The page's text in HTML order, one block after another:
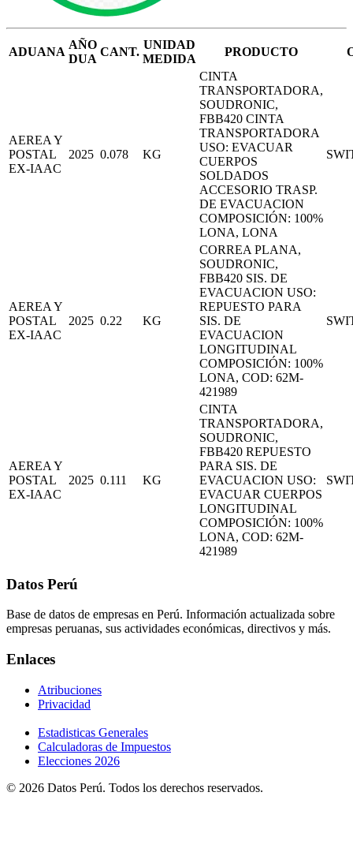
ADUANA
AÑO
DUA
CANT.
UNIDAD
MEDIDA
PRODUCTO
AEREA Y
POSTAL
EX-IAAC
2025 0.078 KG
CINTA
TRANSPORTADORA,
SOUDRONIC,
FBB420 CINTA
TRANSPORTADORA
USO: EVACUAR
CUERPOS
SOLDADOS
ACCESORIO TRASP.
DE EVACUACION
COMPOSICIÓN: 100%
LONA, LONA
AEREA Y
POSTAL
EX-IAAC
2025 0.22 KG
CORREA PLANA,
SOUDRONIC,
FBB420 SIS. DE
EVACUACION USO:
REPUESTO PARA
SIS. DE
EVACUACION
LONGITUDINAL
COMPOSICIÓN: 100%
LONA, COD: 62M-
421989
AEREA Y
POSTAL
EX-IAAC
2025 0.111 KG
CINTA
TRANSPORTADORA,
SOUDRONIC,
FBB420 REPUESTO
PARA SIS. DE
EVACUACION USO:
EVACUAR CUERPOS
LONGITUDINAL
COMPOSICIÓN: 100%
LONA, COD: 62M-
421989
Datos Perú
Base de datos de empresas en Perú. Información actualizada sobre
empresas peruanas, sus actividades económicas, directivos y más.
Enlaces
Atribuciones
Privacidad
Estadisticas Generales
Calculadoras de Impuestos
Elecciones 2026
© 2026 Datos Perú. Todos los derechos reservados.